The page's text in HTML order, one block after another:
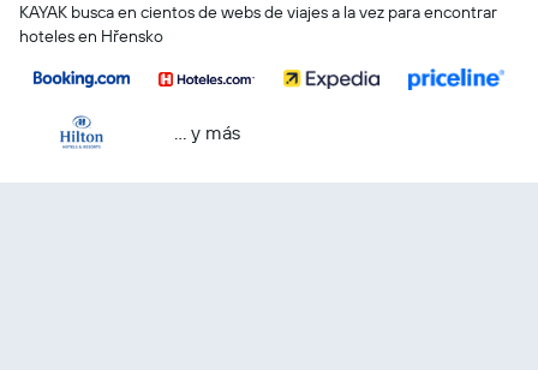
KAYAK busca en cientos de webs de viajes a la vez para encontrar
hoteles en Hřensko
… y más